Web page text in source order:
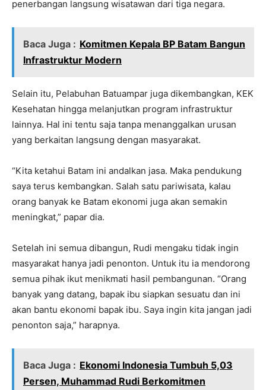
penerbangan langsung wisatawan dari tiga negara.
Baca Juga : Komitmen Kepala BP Batam Bangun
Infrastruktur Modern
Selain itu, Pelabuhan Batuampar juga dikembangkan, KEK
Kesehatan hingga melanjutkan program infrastruktur
lainnya. Hal ini tentu saja tanpa menanggalkan urusan
yang berkaitan langsung dengan masyarakat.
“Kita ketahui Batam ini andalkan jasa. Maka pendukung
saya terus kembangkan. Salah satu pariwisata, kalau
orang banyak ke Batam ekonomi juga akan semakin
meningkat,” papar dia.
Setelah ini semua dibangun, Rudi mengaku tidak ingin
masyarakat hanya jadi penonton. Untuk itu ia mendorong
semua pihak ikut menikmati hasil pembangunan. “Orang
banyak yang datang, bapak ibu siapkan sesuatu dan ini
akan bantu ekonomi bapak ibu. Saya ingin kita jangan jadi
penonton saja,” harapnya.
Baca Juga : Ekonomi Indonesia Tumbuh 5,03
Persen, Muhammad Rudi Berkomitmen